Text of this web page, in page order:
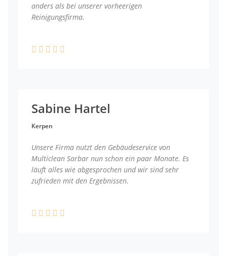
anders als bei unserer vorheerigen
Reinigungsfirma.
Sabine Hartel
Kerpen
Unsere Firma nutzt den Gebäudeservice von
Multiclean Sarbar nun schon ein paar Monate. Es
läuft alles wie abgesprochen und wir sind sehr
zufrieden mit den Ergebnissen.